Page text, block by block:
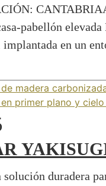
pabellón
en un
duradera